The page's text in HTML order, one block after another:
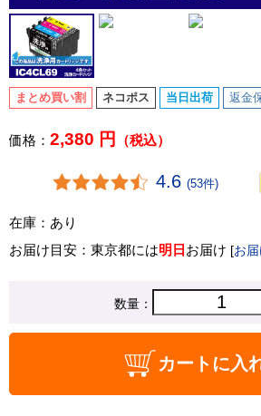
まとめ買い割 ネコポス 当日出荷 返金
価格： 2,380 円 （税込）
4.6 (53件)
在庫：あり
お届け目安：東京都には明日 お届け [お
数量：
カートに入